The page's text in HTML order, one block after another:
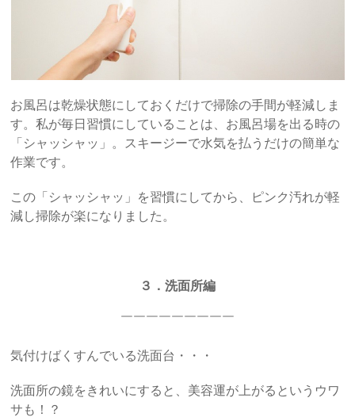
お風呂は乾燥状態にしておくだけで掃除の手間が軽減しま
す。私が毎日習慣にしていることは、お風呂場を出る時の
「シャッシャッ」。スキージーで水気を払うだけの簡単な
作業です。
この「シャッシャッ」を習慣にしてから、ピンク汚れが軽
減し掃除が楽になりました。
３．洗面所編
￣￣￣￣￣￣￣￣￣
気付けばくすんでいる洗面台・・・
洗面所の鏡をきれいにすると、美容運が上がるというウワ
サも！？